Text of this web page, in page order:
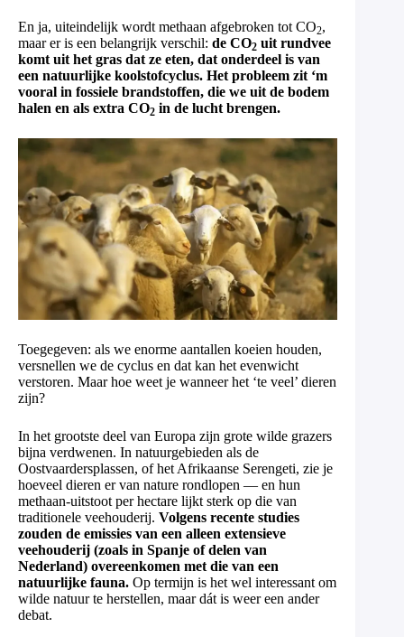
En ja, uiteindelijk wordt methaan afgebroken tot CO2,
maar er is een belangrijk verschil: de CO2 uit rundvee
komt uit het gras dat ze eten, dat onderdeel is van
een natuurlijke koolstofcyclus. Het probleem zit ‘m
vooral in fossiele brandstoffen, die we uit de bodem
halen en als extra CO2 in de lucht brengen.
Toegegeven: als we enorme aantallen koeien houden,
versnellen we de cyclus en dat kan het evenwicht
verstoren. Maar hoe weet je wanneer het ‘te veel’ dieren
zijn?
In het grootste deel van Europa zijn grote wilde grazers
bijna verdwenen. In natuurgebieden als de
Oostvaardersplassen, of het Afrikaanse Serengeti, zie je
hoeveel dieren er van nature rondlopen — en hun
methaan-uitstoot per hectare lijkt sterk op die van
traditionele veehouderij. Volgens recente studies
zouden de emissies van een alleen extensieve
veehouderij (zoals in Spanje of delen van
Nederland) overeenkomen met die van een
natuurlijke fauna. Op termijn is het wel interessant om
wilde natuur te herstellen, maar dát is weer een ander
debat.